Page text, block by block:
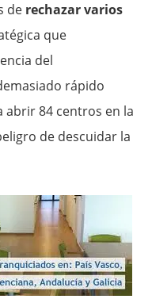
de rechazar varios
que
del
rápido
84 centros en la
de descuidar la